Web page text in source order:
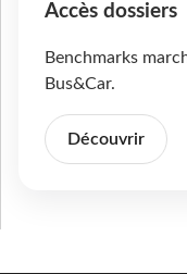
Accès dossiers
Benchmarks
Bus&Car.
Découvrir